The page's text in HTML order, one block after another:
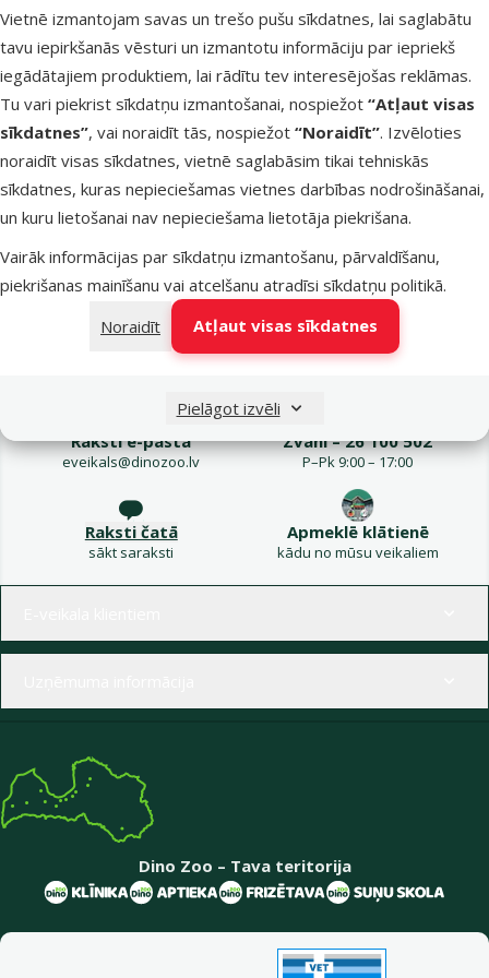
Vietnē izmantojam savas un trešo pušu sīkdatnes, lai saglabātu
tavu iepirkšanās vēsturi un izmantotu informāciju par iepriekš
iegādātajiem produktiem, lai rādītu tev interesējošas reklāmas.
Tu vari piekrist sīkdatņu izmantošanai, nospiežot “Atļaut visas
sīkdatnes”, vai noraidīt tās, nospiežot “Noraidīt”. Izvēloties
noraidīt visas sīkdatnes, vietnē saglabāsim tikai tehniskās
sīkdatnes, kuras nepieciešamas vietnes darbības nodrošināšanai,
un kuru lietošanai nav nepieciešama lietotāja piekrišana.
Vairāk informācijas par sīkdatņu izmantošanu, pārvaldīšanu,
piekrišanas mainīšanu vai atcelšanu atradīsi sīkdatņu politikā.
Noraidīt
Atļaut visas sīkdatnes
Pielāgot izvēli
auguma
kg
Oriģinālā
65,99 €
Cena
34,98 €
E-veikala
cena 💻
Pasargā
mīluli 🕷️
Noliktavā
Bezmaksas piegāde
Raksti e-pastā
eveikals@dinozoo.lv
Zvani – 26 100 502
P–Pk 9:00 – 17:00
Raksti čatā
sākt saraksti
Apmeklē klātienē
kādu no mūsu veikaliem
Dino Zoo – Tava teritorija